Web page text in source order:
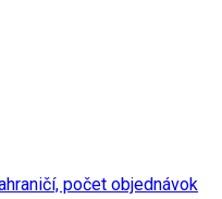
počet objednávok